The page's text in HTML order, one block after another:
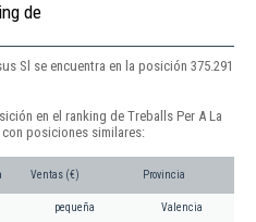
de
Sl se encuentra en la posición 375.291
en el ranking de Treballs Per A La
posiciones similares:
Ventas (€) Provincia
pequeña Valencia